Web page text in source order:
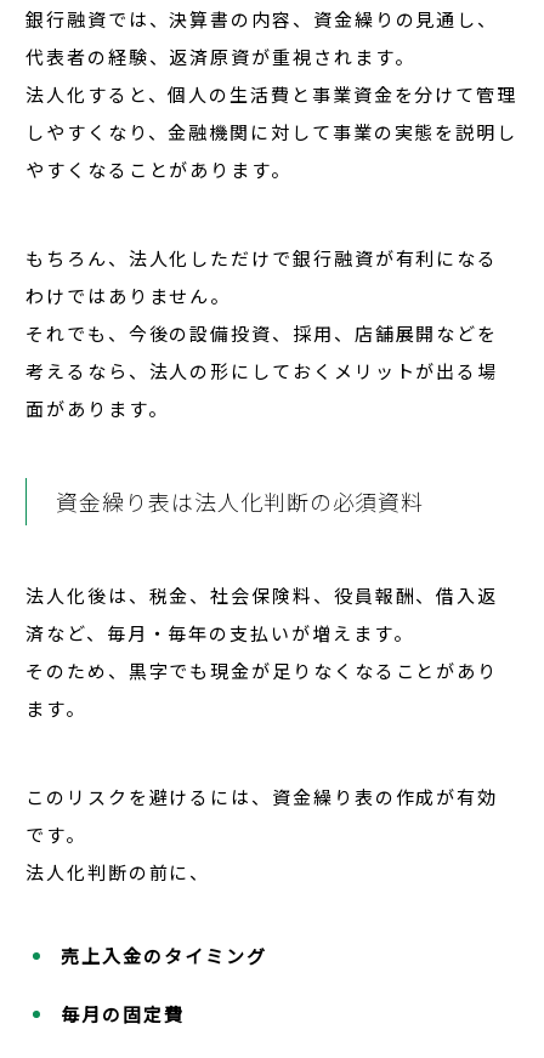
銀行融資では、決算書の内容、資金繰りの見通し、
代表者の経験、返済原資が重視されます。
法人化すると、個人の生活費と事業資金を分けて管理
しやすくなり、金融機関に対して事業の実態を説明し
やすくなることがあります。
もちろん、 法人化しただけで銀行融資が有利になる
わけではありません。
それでも、今後の設備投資、採用、店舗展開などを
考えるなら、法人の形にしておくメリットが出る場
面があります。
資金繰り表は法人化判断の必須資料
法人化後は、税金、社会保険料、役員報酬、借入返
済など、毎月・毎年の支払いが増えます。
そのため、黒字でも現金が足りなくなることがあり
ます。
このリスクを避けるには、 資金繰り表の作成が有効
です。
法人化判断の前に、
売上入金のタイミング
毎月の固定費